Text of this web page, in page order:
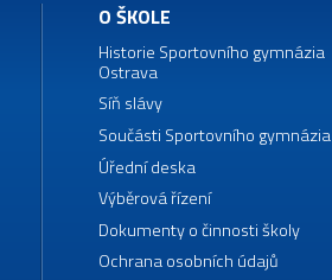
O ŠKOLE
Historie Sportovního gymnázia
Ostrava
Síň slávy
Součásti Sportovního gymnázia
Úřední deska
Výběrová řízení
Dokumenty o činnosti školy
Ochrana osobních údajů